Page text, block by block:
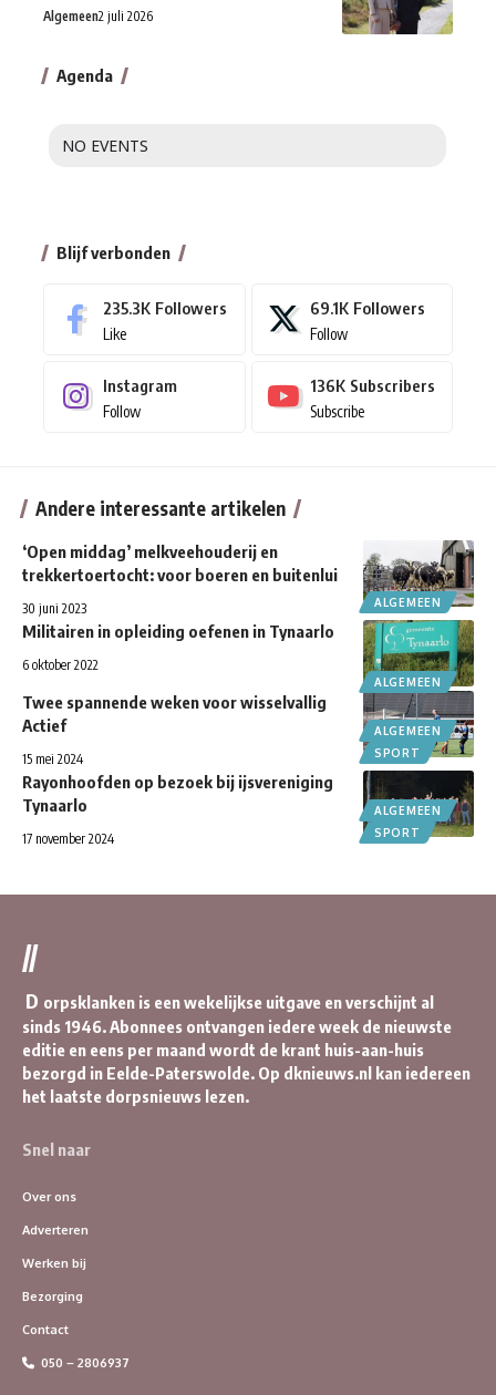
Algemeen2 juli 2026
Agenda
NO EVENTS
Blijf verbonden
235.3K Followers
Like
69.1K Followers
Follow
Instagram
Follow
136K Subscribers
Subscribe
Andere interessante artikelen
ALGEMEEN
‘Open middag’ melkveehouderij en
trekkertoertocht: voor boeren en buitenlui
30 juni 2023
ALGEMEEN
Militairen in opleiding oefenen in Tynaarlo
6 oktober 2022
ALGEMEEN
SPORT
Twee spannende weken voor wisselvallig
Actief
15 mei 2024
ALGEMEEN
SPORT
Rayonhoofden op bezoek bij ijsvereniging
Tynaarlo
17 november 2024
//
D orpsklanken is een wekelijkse uitgave en verschijnt al
sinds 1946. Abonnees ontvangen iedere week de nieuwste
editie en eens per maand wordt de krant huis-aan-huis
bezorgd in Eelde-Paterswolde. Op dknieuws.nl kan iedereen
het laatste dorpsnieuws lezen.
Snel naar
Over ons
Adverteren
Werken bij
Bezorging
Contact
050 – 2806937